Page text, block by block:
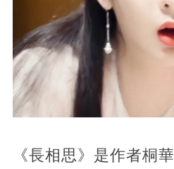
《長相思》是作者桐